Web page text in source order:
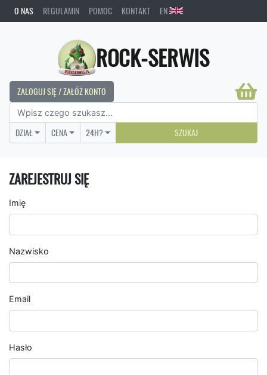
O NAS REGULAMIN POMOC KONTAKT EN
ROCK-SERWIS
ZALOGUJ SIĘ / ZAŁÓŻ KONTO
DZIAŁ CENA 24H? SZUKAJ
ZAREJESTRUJ SIĘ
Imię
Nazwisko
Email
Hasło